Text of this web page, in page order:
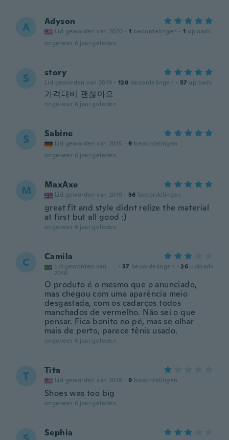
A Adyson
Lid geworden van 2020 · 1 beoordelingen · 1 uploads
ongeveer 6 jaar geleden
S story
Lid geworden van 2019 · 128 beoordelingen · 57 uploads
가격대비 괜찮아요
ongeveer 6 jaar geleden
S Sabine
Lid geworden van 2015 · 9 beoordelingen
ongeveer 6 jaar geleden
M MaxAxe
Lid geworden van 2019 · 56 beoordelingen
great fit and style didnt relize the material
at first but all good :)
ongeveer 6 jaar geleden
C Camila
Lid geworden van
2018
· 37 beoordelingen · 26 uploads
O produto é o mesmo que o anunciado,
mas chegou com uma aparência meio
desgastada, com os cadarços todos
manchados de vermelho. Não sei o que
pensar. Fica bonito no pé, mas se olhar
mais de perto, parece tênis usado.
ongeveer 6 jaar geleden
T Tita
Lid geworden van 2018 · 9 beoordelingen
Shoes was too big
ongeveer 6 jaar geleden
Sephia